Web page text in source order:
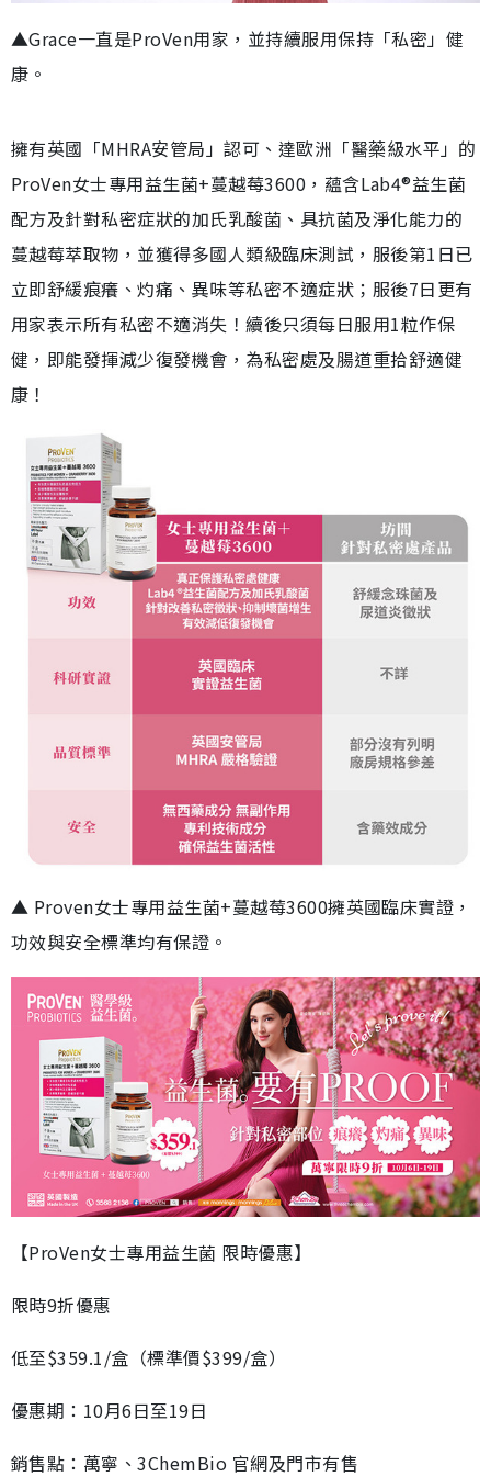
▲Grace一直是ProVen用家，並持續服用保持「私密」健
康。
擁有英國「MHRA安管局」認可、達歐洲「醫藥級水平」的
ProVen女士專用益生菌+蔓越莓3600，蘊含Lab4®益生菌
配方及針對私密症狀的加氏乳酸菌、具抗菌及淨化能力的
蔓越莓萃取物，並獲得多國人類級臨床測試，服後第1日已
立即舒緩痕癢、灼痛、異味等私密不適症狀；服後7日更有
用家表示所有私密不適消失！續後只須每日服用1粒作保
健，即能發揮減少復發機會，為私密處及腸道重拾舒適健
康！
▲ Proven女士專用益生菌+蔓越莓3600擁英國臨床實證，
功效與安全標準均有保證。
【ProVen女士專用益生菌 限時優惠】
限時9折優惠
低至$359.1/盒（標準價$399/盒）
優惠期：10月6日至19日
銷售點：萬寧、3ChemBio 官網及門市有售